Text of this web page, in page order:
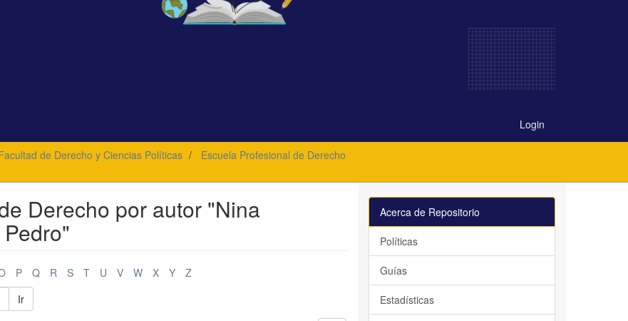
Login
de Derecho y Ciencias Políticas
Escuela Profesional de Derecho
Derecho por autor "Nina
P Q R S T U V W X Y
Z
Ir
Acerca de Repositorio
Políticas
Guías
Estadísticas